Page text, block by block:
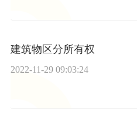
建筑物区分所有权
2022-11-29 09:03:24